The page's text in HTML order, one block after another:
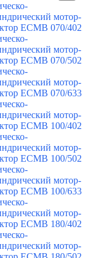
мотор-
ECMB 070/402
мотор-
ECMB 070/502
мотор-
ECMB 070/633
мотор-
ECMB 100/402
мотор-
ECMB 100/502
мотор-
ECMB 100/633
мотор-
ECMB 180/402
мотор-